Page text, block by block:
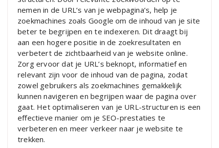
nemen in de URL’s van je webpagina’s, help je
zoekmachines zoals Google om de inhoud van je site
beter te begrijpen en te indexeren. Dit draagt bij
aan een hogere positie in de zoekresultaten en
verbetert de zichtbaarheid van je website online.
Zorg ervoor dat je URL’s beknopt, informatief en
relevant zijn voor de inhoud van de pagina, zodat
zowel gebruikers als zoekmachines gemakkelijk
kunnen navigeren en begrijpen waar de pagina over
gaat. Het optimaliseren van je URL-structuren is een
effectieve manier om je SEO-prestaties te
verbeteren en meer verkeer naar je website te
trekken.